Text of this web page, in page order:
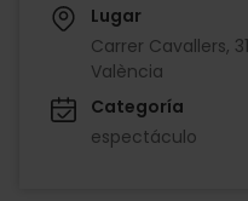
Lugar
Carrer Cavallers,
València
Categoría
espectáculo